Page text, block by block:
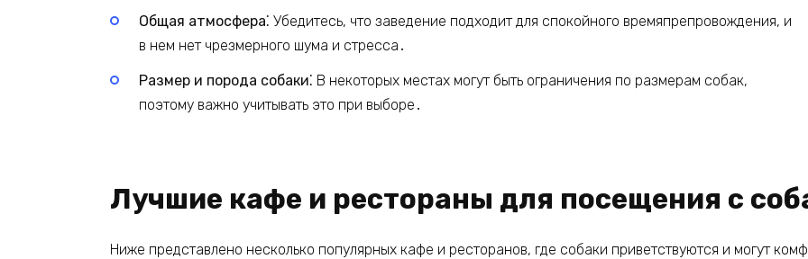
Общая атмосфера⁚ Убедитесь, что заведение подходит для спокойного времяпрепровождения, и
в нем нет чрезмерного шума и стресса․
Размер и порода собаки⁚ В некоторых местах могут быть ограничения по размерам собак,
поэтому важно учитывать это при выборе․
Лучшие кафе и рестораны для посещения с
Ниже представлено несколько популярных кафе и ресторанов, где собаки приветствуются и могут